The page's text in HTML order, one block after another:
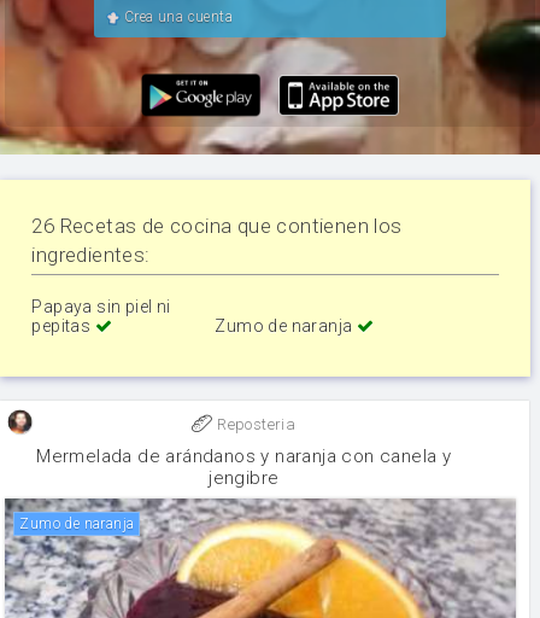
Crea una cuenta
26 Recetas de cocina que contienen los
ingredientes:
Papaya sin piel ni
pepitas
Zumo de naranja
Reposteria
Mermelada de arándanos y naranja con canela y
jengibre
Zumo de naranja